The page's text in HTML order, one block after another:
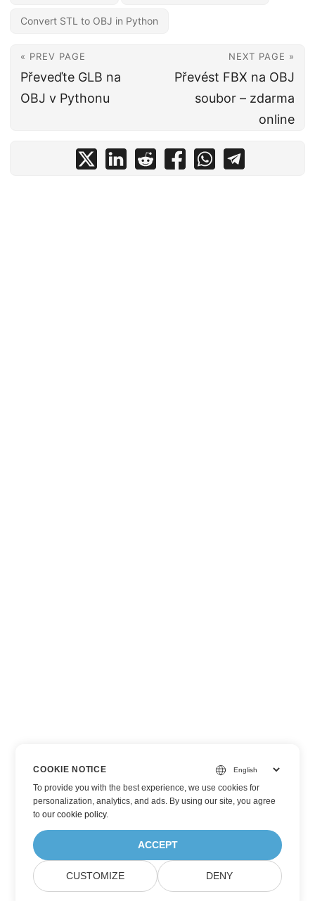
Convert STL to OBJ in Python
« PREV PAGE
Převeďte GLB na
OBJ v Pythonu
NEXT PAGE »
Převést FBX na OBJ
soubor – zdarma
online
COOKIE NOTICE
To provide you with the best experience, we use cookies for
personalization, analytics, and ads. By using our site, you agree
toour cookie policy.
ACCEPT
CUSTOMIZE DENY